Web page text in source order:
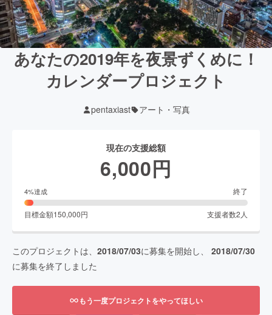
あなたの2019年を夜景ずくめに！
カレンダープロジェクト
pentaxiast アート・写真
現在の支援総額
6,000円
4%達成 終了
目標金額150,000円 支援者数2 人
このプロジェクトは、 2018/07/03に募集を開始し、 2018/07/30
に募集を終了しました
もう一度プロジェクトをやってほしい